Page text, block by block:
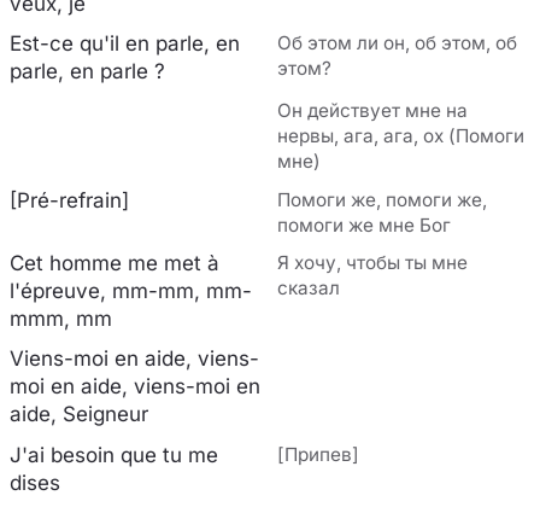
Est-ce qu'il en parle, en
parle, en parle ?
Об этом ли он, об этом, об
этом?
Он действует мне на
нервы, ага, ага, ох (Помоги
мне)
[Pré-refrain]
Помоги же, помоги же,
помоги же мне Бог
Cet homme me met à
l'épreuve, mm-mm, mm-
mmm, mm
Я хочу, чтобы ты мне
сказал
Viens-moi en aide, viens-
moi en aide, viens-moi en
aide, Seigneur
J'ai besoin que tu me
dises
[Припев]